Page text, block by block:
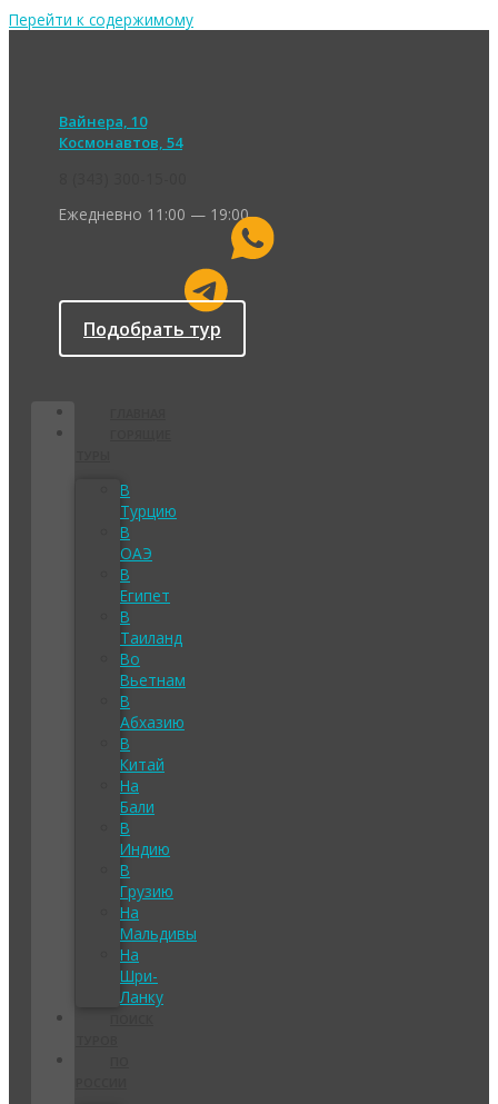
Перейти к содержимому
Вайнера, 10
Космонавтов, 54
Ежедневно 11:00 — 19:00
Подобрать тур
В
Турцию
В
ОАЭ
В
Египет
В
Таиланд
Во
Вьетнам
В
Абхазию
В
Китай
На
Бали
В
Индию
В
Грузию
На
Мальдивы
На
Шри-
Ланку